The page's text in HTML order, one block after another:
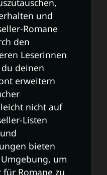
und
Romane
den
Leserinnen
deinen
erweitern
nicht auf
Listen
bieten
um
Romane zu